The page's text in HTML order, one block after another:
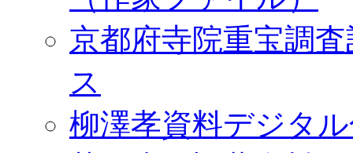
京都府寺院重宝調
ス
柳澤孝資料デジタ